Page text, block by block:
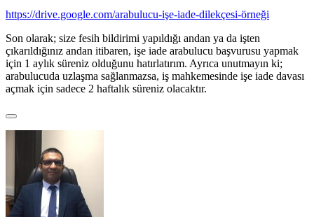
https://drive.google.com/arabulucu-işe-iade-dilekçesi-örneği
Son olarak; size fesih bildirimi yapıldığı andan ya da işten
çıkarıldığınız andan itibaren, işe iade arabulucu başvurusu yapmak
için 1 aylık süreniz olduğunu hatırlatırım. Ayrıca unutmayın ki;
arabulucuda uzlaşma sağlanmazsa, iş mahkemesinde işe iade davası
açmak için sadece 2 haftalık süreniz olacaktır.